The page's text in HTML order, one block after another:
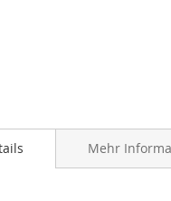
Mehr